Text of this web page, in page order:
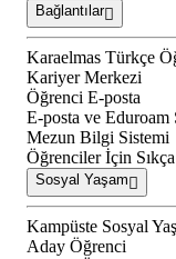
Bağlantılar
Karaelmas Türkçe
Kariyer Merkezi
Öğrenci E-posta
E-posta ve
Mezun Bilgi Sistemi
Öğrenciler İçin
Sosyal Yaşam
Kampüste Sosyal
Aday Öğrenci